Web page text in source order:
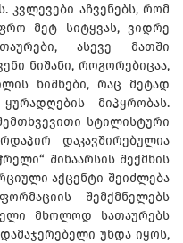
კვლევები აჩვენებს, რომ
მეტ სიტყვას, ვიდრე
ასევე მათში
ნიშანი, როგორებიცაა,
ნიშნები, რაც მეტად
მიპყრობას.
სტილისტური
დაკავშირებულია
შინაარსის შექმნის
აქცენტი შეიძლება
შემქმნელებს
მხოლოდ სათაურებს
უნდა იყოს,